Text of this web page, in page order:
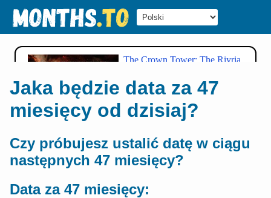
Jaka będzie data za 47
miesięcy od dzisiaj?
Czy próbujesz ustalić datę w ciągu
następnych 47 miesięcy?
Data za 47 miesięcy: